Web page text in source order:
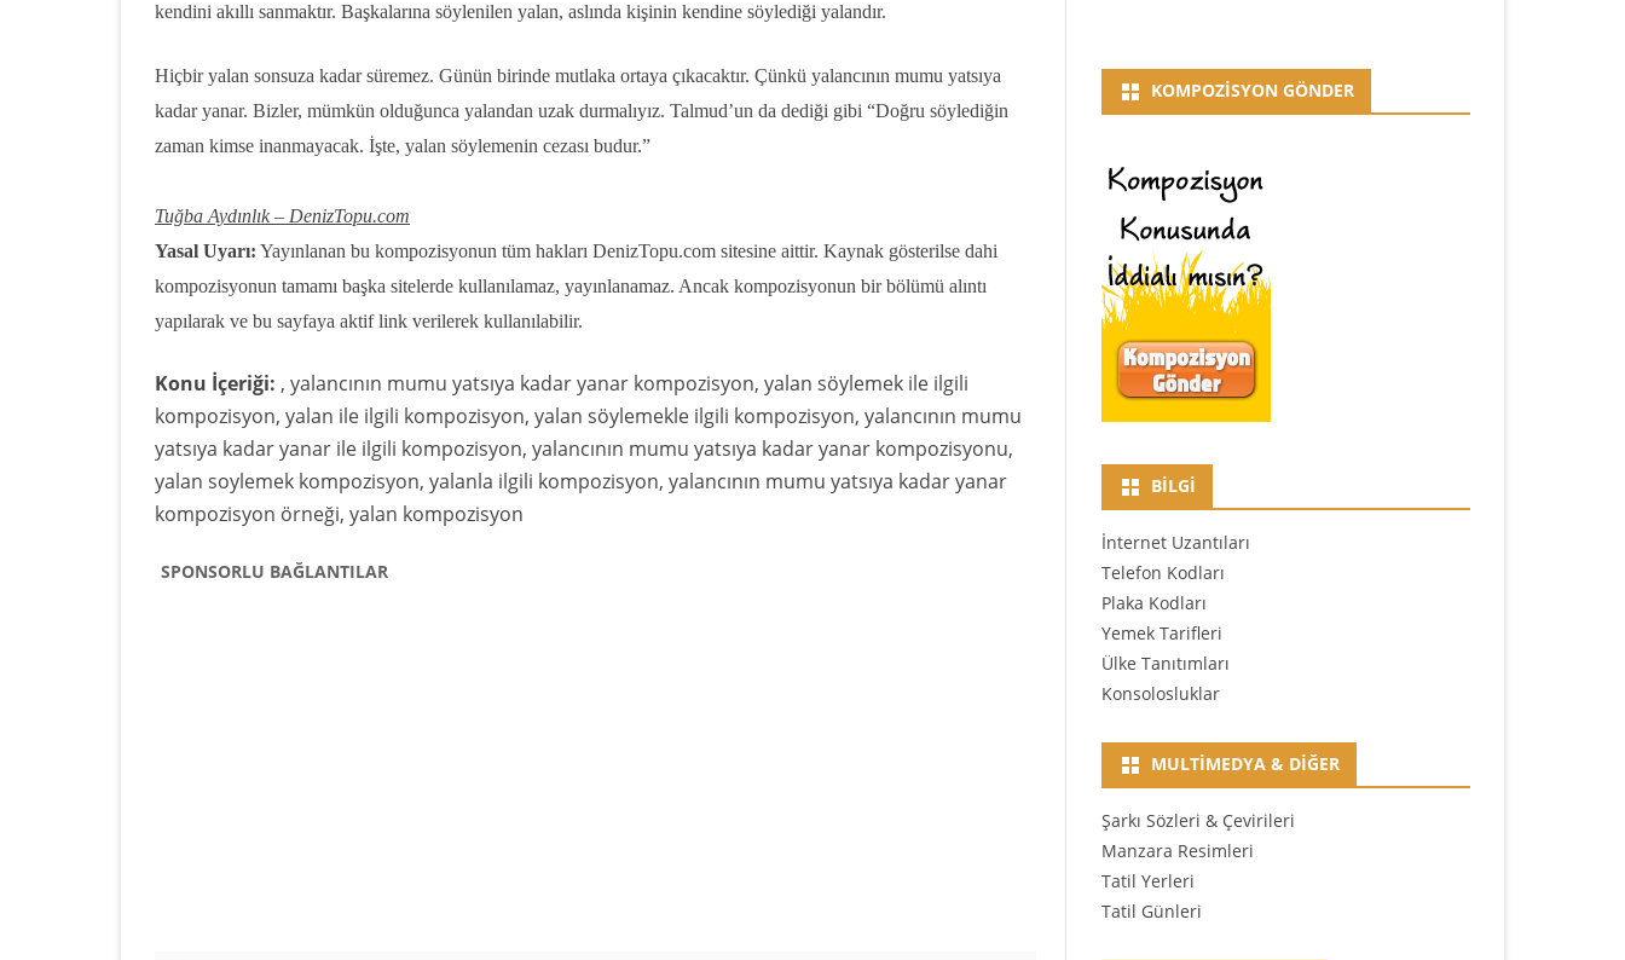
kendini akıllı sanmaktır. Başkalarına söylenilen yalan, aslında kişinin kendine söylediği yalandır.
Hiçbir yalan sonsuza kadar süremez. Günün birinde mutlaka ortaya çıkacaktır. Çünkü yalancının mumu yatsıya
kadar yanar. Bizler, mümkün olduğunca yalandan uzak durmalıyız. Talmud’un da dediği gibi “Doğru söylediğin
zaman kimse inanmayacak. İşte, yalan söylemenin cezası budur.”
Tuğba Aydınlık – DenizTopu.com
Yasal Uyarı: Yayınlanan bu kompozisyonun tüm hakları DenizTopu.com sitesine aittir. Kaynak gösterilse dahi
kompozisyonun tamamı başka sitelerde kullanılamaz, yayınlanamaz. Ancak kompozisyonun bir bölümü alıntı
yapılarak ve bu sayfaya aktif link verilerek kullanılabilir.
Konu İçeriği: , yalancının mumu yatsıya kadar yanar kompozisyon, yalan söylemek ile ilgili
kompozisyon, yalan ile ilgili kompozisyon, yalan söylemekle ilgili kompozisyon, yalancının mumu
yatsıya kadar yanar ile ilgili kompozisyon, yalancının mumu yatsıya kadar yanar kompozisyonu,
yalan soylemek kompozisyon, yalanla ilgili kompozisyon, yalancının mumu yatsıya kadar yanar
kompozisyon örneği, yalan kompozisyon
SPONSORLU BAĞLANTILAR
KOMPOZISYON GÖNDER
BILGI
İnternet Uzantıları
Telefon Kodları
Plaka Kodları
Yemek Tarifleri
Ülke Tanıtımları
Konsolosluklar
MULTIMEDYA & DIĞER
Şarkı Sözleri & Çevirileri
Manzara Resimleri
Tatil Yerleri
Tatil Günleri